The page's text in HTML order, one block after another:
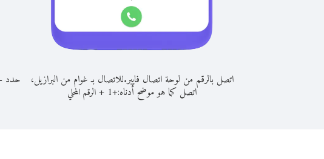
اتصل بالرقم من لوحة اتصال فايبر.للاتصال بـ غوام من البرازيل،
اتصل كما هو موضح أدناه:+
1
+الرقم المحلي
حدد